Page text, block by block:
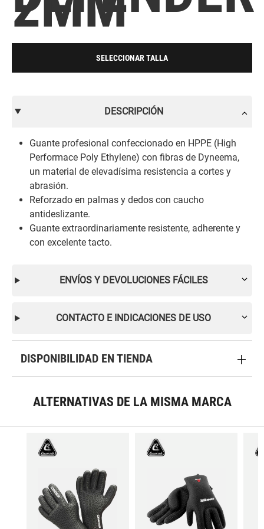
SELECCIONAR TALLA
DESCRIPCIÓN
Guante profesional confeccionado en HPPE (High
Performace Poly Ethylene) con fibras de Dyneema,
un material de elevadísima resistencia a cortes y
abrasión.
Reforzado en palmas y dedos con caucho
antideslizante.
Guante extraordinariamente resistente, adherente y
con excelente tacto.
ENVÍOS Y DEVOLUCIONES FÁCILES
CONTACTO E INDICACIONES DE USO
DISPONIBILIDAD EN TIENDA
ALTERNATIVAS DE LA MISMA MARCA